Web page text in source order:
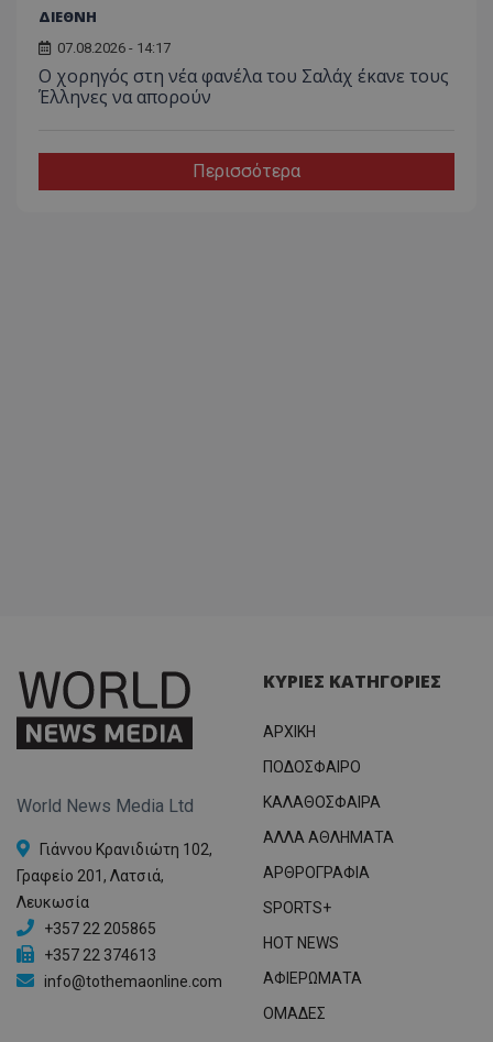
ΔΙΕΘΝΗ
07.08.2026 - 14:17
Ο χορηγός στη νέα φανέλα του Σαλάχ έκανε τους
Έλληνες να απορούν
Περισσότερα
World News Media Ltd
Γιάννου Κρανιδιώτη 102,
Γραφείο 201, Λατσιά,
Λευκωσία
+357 22 205865
+357 22 374613
info@tothemaonline.com
ΚΥΡΙΕΣ ΚΑΤΗΓΟΡΙΕΣ
ΑΡΧΙΚΗ
ΠΟΔΟΣΦΑΙΡΟ
ΚΑΛΑΘΟΣΦΑΙΡΑ
ΑΛΛΑ ΑΘΛΗΜΑΤΑ
ΑΡΘΡΟΓΡΑΦΙΑ
SPORTS+
HOT NEWS
ΑΦΙΕΡΩΜΑΤΑ
ΟΜΑΔΕΣ